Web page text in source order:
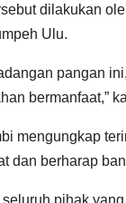
dilakukan
Ulu.
pangan
bermanfaat,”
mengungkap
dan berharap
pihak